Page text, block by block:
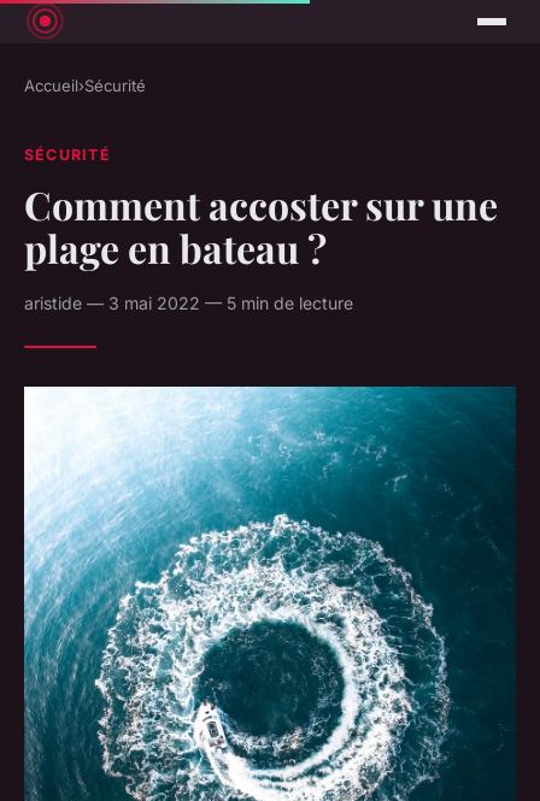
Accueil›Sécurité
SÉCURITÉ
Comment accoster sur une
plage en bateau ?
aristide — 3 mai 2022 — 5 min de lecture